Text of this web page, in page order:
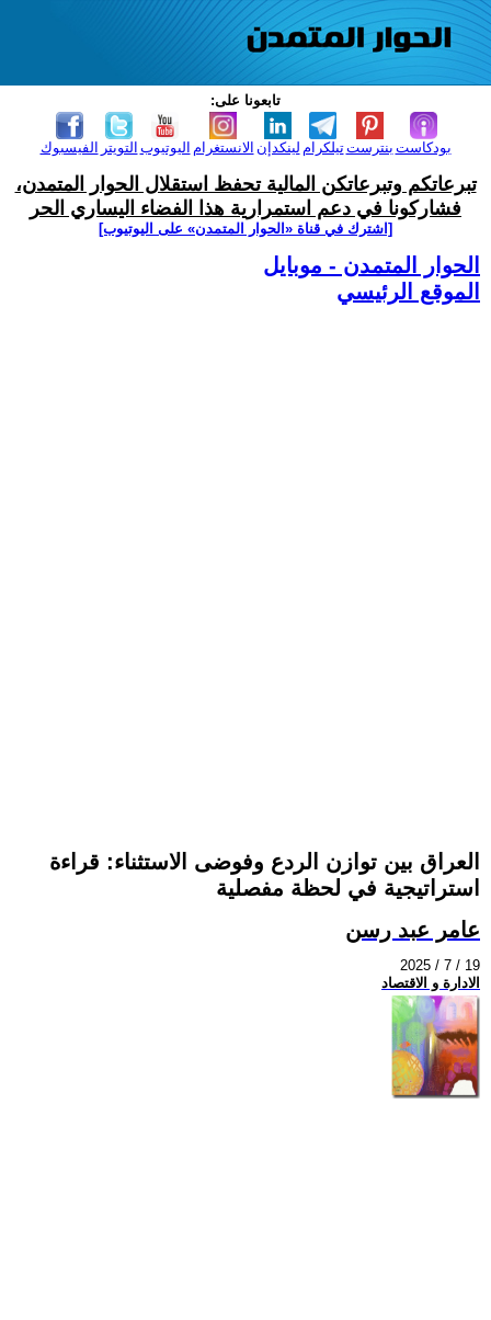
تابعونا على:
الفيسبوك التويتر اليوتيوب الانستغرام لينكدإن تيلكرامبنترست بودكاست
تبرعاتكم وتبرعاتكن المالية تحفظ استقلال الحوار المتمدن،
فشاركونا في دعم استمرارية هذا الفضاء اليساري الحر
[اشترك في قناة ‫«الحوار المتمدن» على اليوتيوب]
الحوار المتمدن - موبايل
الموقع الرئيسي
العراق بين توازن الردع وفوضى الاستثناء: قراءة
استراتيجية في لحظة مفصلية
عامر عبد رسن
2025 / 7 / 19
الادارة و الاقتصاد